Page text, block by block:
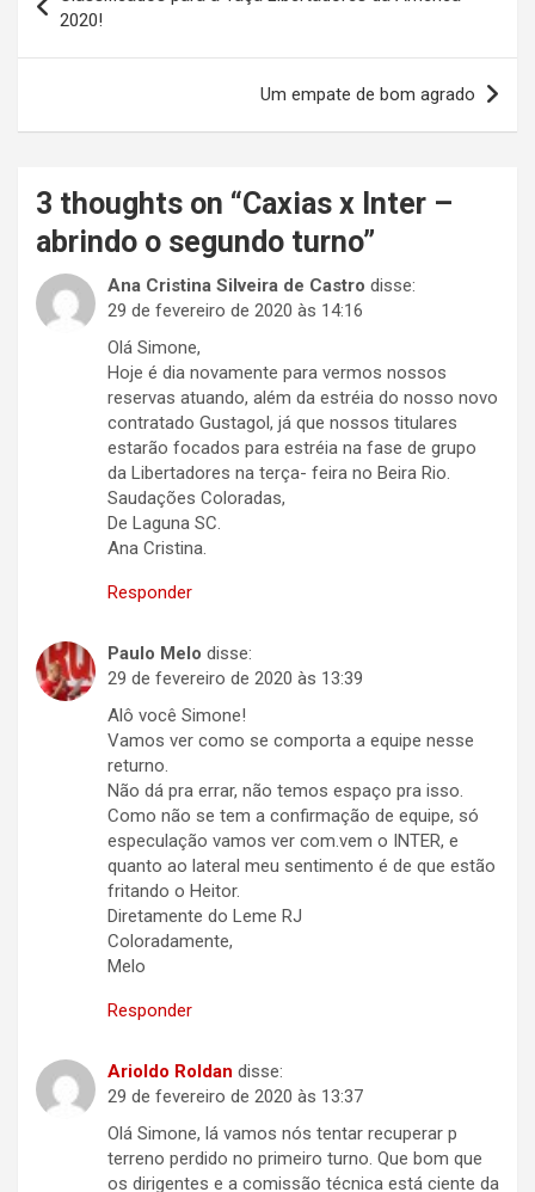
de
Post
2020!
Um empate de bom agrado
3 thoughts on “Caxias x Inter –
abrindo o segundo turno”
Ana Cristina Silveira de Castro disse:
29 de fevereiro de 2020 às 14:16
Olá Simone,
Hoje é dia novamente para vermos nossos
reservas atuando, além da estréia do nosso novo
contratado Gustagol, já que nossos titulares
estarão focados para estréia na fase de grupo
da Libertadores na terça- feira no Beira Rio.
Saudações Coloradas,
De Laguna SC.
Ana Cristina.
Responder
Paulo Melo disse:
29 de fevereiro de 2020 às 13:39
Alô você Simone!
Vamos ver como se comporta a equipe nesse
returno.
Não dá pra errar, não temos espaço pra isso.
Como não se tem a confirmação de equipe, só
especulação vamos ver com.vem o INTER, e
quanto ao lateral meu sentimento é de que estão
fritando o Heitor.
Diretamente do Leme RJ
Coloradamente,
Melo
Responder
Arioldo Roldan disse:
29 de fevereiro de 2020 às 13:37
Olá Simone, lá vamos nós tentar recuperar p
terreno perdido no primeiro turno. Que bom que
os dirigentes e a comissão técnica está ciente da